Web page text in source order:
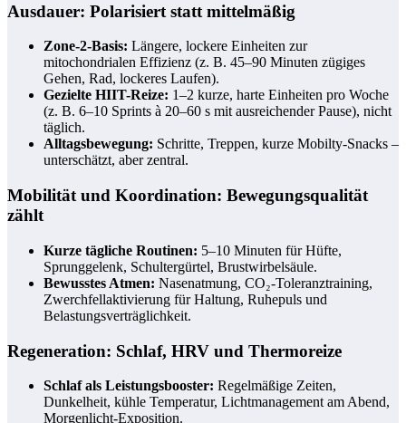
Ausdauer: Polarisiert statt mittelmäßig
Zone-2-Basis: Längere, lockere Einheiten zur
mitochondrialen Effizienz (z. B. 45–90 Minuten zügiges
Gehen, Rad, lockeres Laufen).
Gezielte HIIT-Reize: 1–2 kurze, harte Einheiten pro Woche
(z. B. 6–10 Sprints à 20–60 s mit ausreichender Pause), nicht
täglich.
Alltagsbewegung: Schritte, Treppen, kurze Mobilty-Snacks –
unterschätzt, aber zentral.
Mobilität und Koordination: Bewegungsqualität
zählt
Kurze tägliche Routinen: 5–10 Minuten für Hüfte,
Sprunggelenk, Schultergürtel, Brustwirbelsäule.
Bewusstes Atmen: Nasenatmung, CO₂-Toleranztraining,
Zwerchfellaktivierung für Haltung, Ruhepuls und
Belastungsverträglichkeit.
Regeneration: Schlaf, HRV und Thermoreize
Schlaf als Leistungsbooster: Regelmäßige Zeiten,
Dunkelheit, kühle Temperatur, Lichtmanagement am Abend,
Morgenlicht-Exposition.